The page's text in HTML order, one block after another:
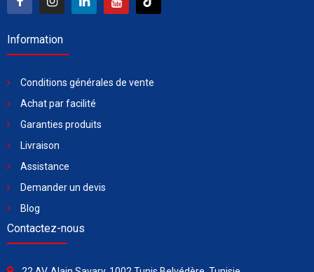
Information
Conditions générales de vente
Achat par facilité
Garanties produits
Livraison
Assistance
Demander un devis
Blog
Contactez-nous